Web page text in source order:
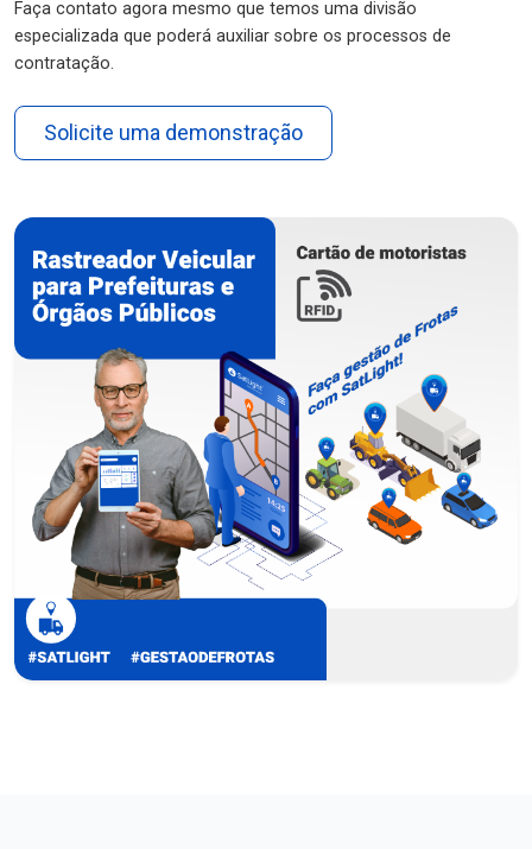
Faça contato agora mesmo que temos uma divisão
especializada que poderá auxiliar sobre os processos de
contratação.
Solicite uma demonstração